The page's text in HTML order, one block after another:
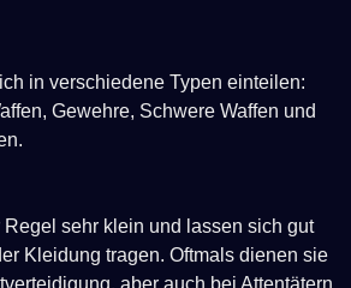
in verschiedene Typen einteilen:
Gewehre, Schwere Waffen und
sehr klein und lassen sich gut
Kleidung tragen. Oftmals dienen sie
aber auch bei Attentätern